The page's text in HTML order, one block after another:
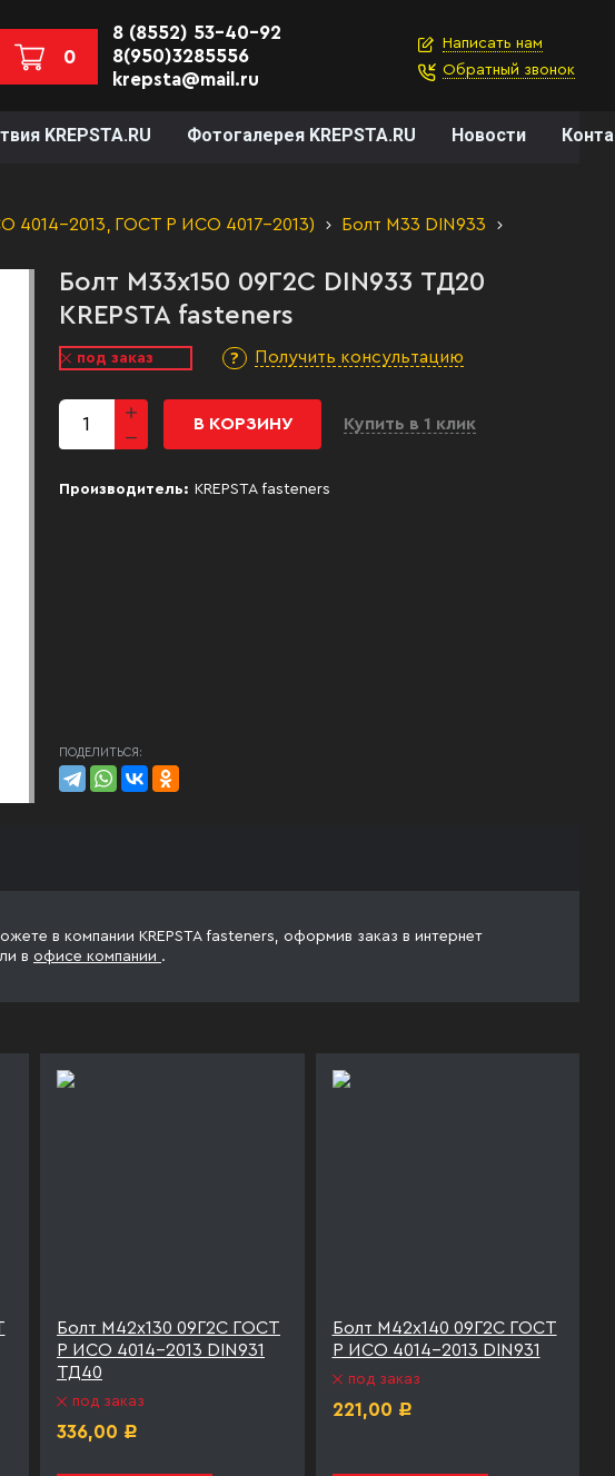
0
8 (8552) 53-40-92
8(950)3285556
krepsta@mail.ru
Написать нам
Обратный звонок
KREPSTA.RU Фотогалерея KREPSTA.RU Новости
4014-2013, ГОСТ Р ИСО 4017-2013)
Болт М33 DIN933
Болт М33х150 09Г2С DIN933 ТД20
KREPSTA fasteners
под заказ Получить консультацию
В КОРЗИНУ Купить в 1 клик
Производитель: KREPSTA fasteners
ПОДЕЛИТЬСЯ:
в компании KREPSTA fasteners, оформив заказ в интернет
в офисе компании .
Болт М42х130 09Г2С ГОСТ
Р ИСО 4014-2013 DIN931
ТД40
под заказ
336,00 Р
Болт М42х140 09Г2С ГОСТ
Р ИСО 4014-2013 DIN931
под заказ
221,00 Р